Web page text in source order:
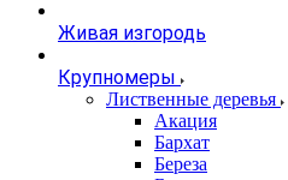
Живая изгородь
Крупномеры
Лиственные деревья
Акация
Бархат
Береза